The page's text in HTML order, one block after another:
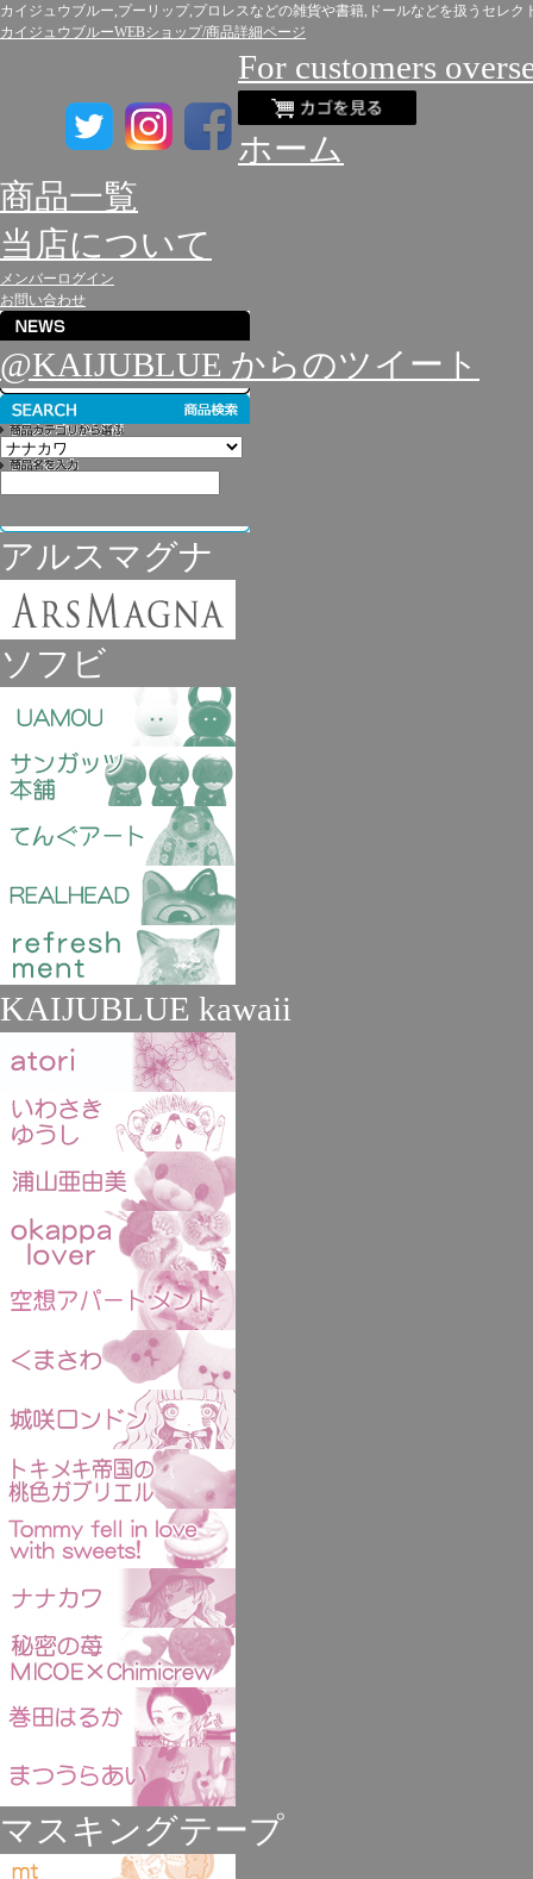
カイジュウブルー,プーリップ,プロレスなどの雑貨や書籍,ドールなどを扱うセレク
カイジュウブルーWEBショップ/商品詳細ページ
For customers
ホーム
商品一覧
当店について
メンバーログイン
お問い合わせ
@KAIJUBLUE からのツイート
アルスマグナ
ソフビ
KAIJUBLUE kawaii
マスキングテープ